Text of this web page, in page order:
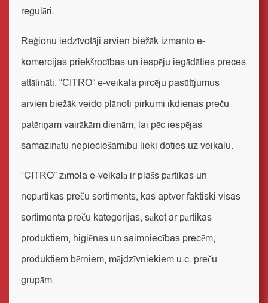
regulāri.
Reģionu iedzīvotāji arvien biežāk izmanto e-
komercijas priekšrocības un iespēju iegādāties preces
attālināti. “CITRO” e-veikala pircēju pasūtījumus
arvien biežāk veido plānoti pirkumi ikdienas preču
patēriņam vairākām dienām, lai pēc iespējas
samazinātu nepieciešamību lieki doties uz veikalu.
“CITRO” zīmola e-veikalā ir plašs pārtikas un
nepārtikas preču sortiments, kas aptver faktiski visas
sortimenta preču kategorijas, sākot ar pārtikas
produktiem, higiēnas un saimniecības precēm,
produktiem bērniem, mājdzīvniekiem u.c. preču
grupām.